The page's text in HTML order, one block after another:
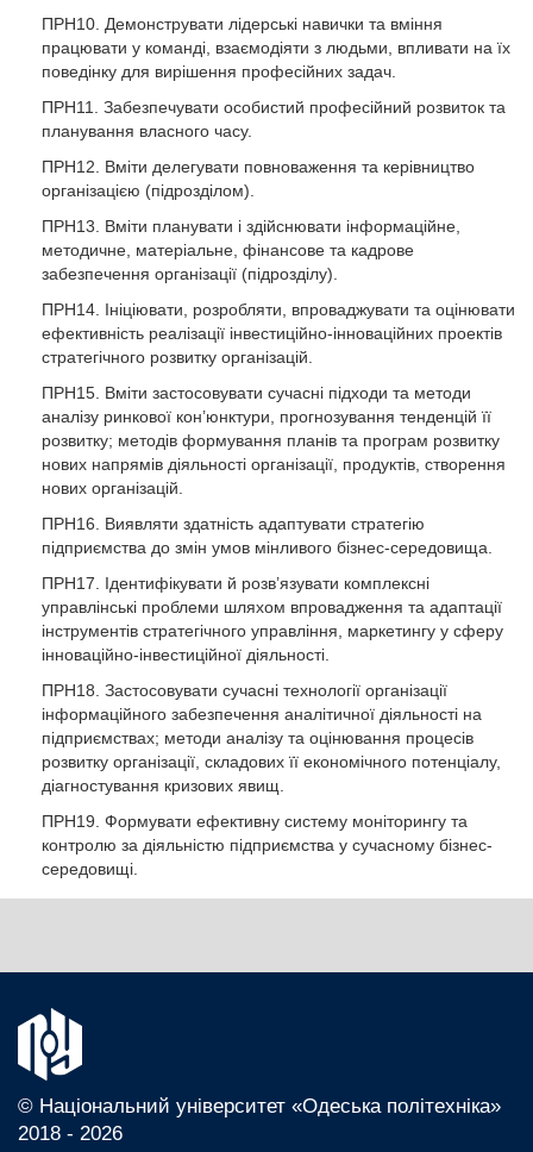
ПРН10. Демонструвати лідерські навички та вміння
працювати у команді, взаємодіяти з людьми, впливати на їх
поведінку для вирішення професійних задач.
ПРН11. Забезпечувати особистий професійний розвиток та
планування власного часу.
ПРН12. Вміти делегувати повноваження та керівництво
організацією (підрозділом).
ПРН13. Вміти планувати і здійснювати інформаційне,
методичне, матеріальне, фінансове та кадрове
забезпечення організації (підрозділу).
ПРН14. Ініціювати, розробляти, впроваджувати та оцінювати
ефективність реалізації інвестиційно-інноваційних проектів
стратегічного розвитку організацій.
ПРН15. Вміти застосовувати сучасні підходи та методи
аналізу ринкової кон’юнктури, прогнозування тенденцій її
розвитку; методів формування планів та програм розвитку
нових напрямів діяльності організації, продуктів, створення
нових організацій.
ПРН16. Виявляти здатність адаптувати стратегію
підприємства до змін умов мінливого бізнес-середовища.
ПРН17. Ідентифікувати й розв’язувати комплексні
управлінські проблеми шляхом впровадження та адаптації
інструментів стратегічного управління, маркетингу у сферу
інноваційно-інвестиційної діяльності.
ПРН18. Застосовувати сучасні технології організації
інформаційного забезпечення аналітичної діяльності на
підприємствах; методи аналізу та оцінювання процесів
розвитку організації, складових її економічного потенціалу,
діагностування кризових явищ.
ПРН19. Формувати ефективну систему моніторингу та
контролю за діяльністю підприємства у сучасному бізнес-
середовищі.
менеджменту або у процесі навчання, що передбачають
проведення досліджень та/або здійснення інновацій за
невизначеності умов і вимог.
Загальні компетентності:
ЗК1. Здатність проведення досліджень на відповідному
© Національний університет «Одеська політехніка»
2018 - 2026